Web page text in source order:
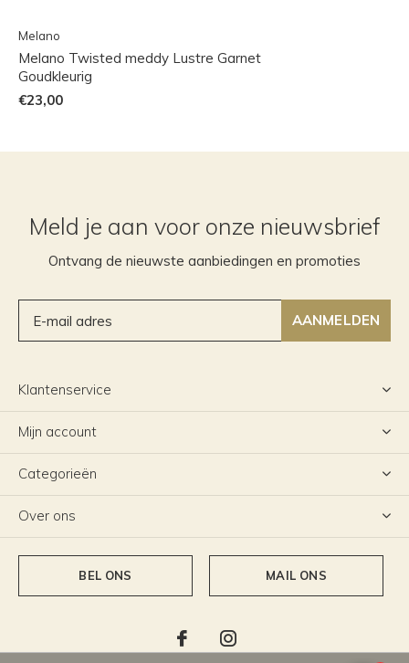
Melano
Melano Twisted meddy Lustre Garnet
Goudkleurig
€23,00
Meld je aan voor onze nieuwsbrief
Ontvang de nieuwste aanbiedingen en promoties
AANMELDEN
Klantenservice
Mijn account
Categorieën
Over ons
BEL ONS MAIL ONS